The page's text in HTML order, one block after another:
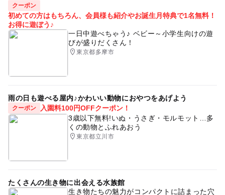
クーポン
初めての方はもちろん、会員様も紹介やお誕生月特典で1名無料！
お得に遊ぼう♪
一日中遊べちゃう♪ ベビー～小学生向けの遊
びが盛りだくさん！
東京都多摩市
雨の日も遊べる屋内♪かわいい動物におやつをあげよう
クーポン
入園料100円OFFクーポン！
3歳以下無料!いぬ・うさぎ・モルモット…多
くの動物とふれあおう
東京都立川市
たくさんの生き物に出会える水族館
生き物たちの魅力がコンパクトに詰まった穴